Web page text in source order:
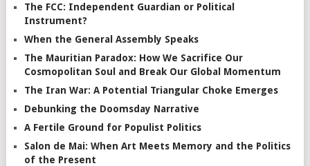
The FCC: Independent Guardian or Political
Instrument?
When the General Assembly Speaks
The Mauritian Paradox: How We Sacrifice Our
Cosmopolitan Soul and Break Our Global Momentum
The Iran War: A Potential Triangular Choke Emerges
Debunking the Doomsday Narrative
A Fertile Ground for Populist Politics
Salon de Mai: When Art Meets Memory and the Politics
of the Present